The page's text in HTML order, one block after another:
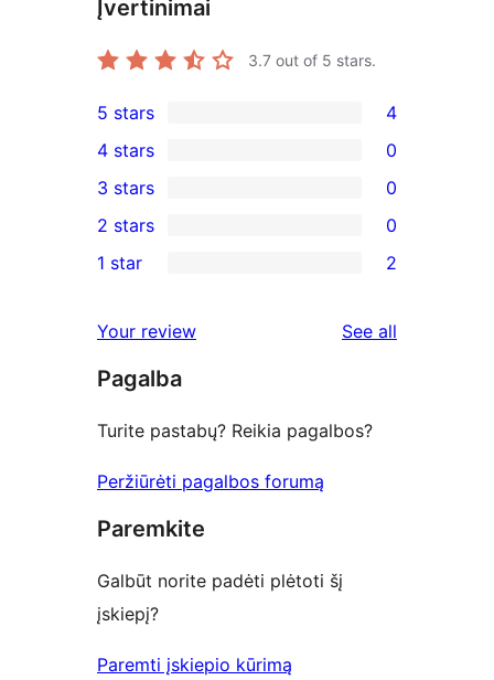
Įvertinimai
3.7 out of 5 stars.
4
5-
star
reviews
5 stars 4
4-
star
reviews
4 stars 0
0
3-
star
3 stars 0
2-
reviews
2 stars 0
star
reviews
1 star 2
Your review See all
Pagalba
Turite pastabų? Reikia pagalbos?
Peržiūrėti pagalbos forumą
Paremkite
Galbūt norite padėti plėtoti šį
įskiepį?
Paremti įskiepio kūrimą